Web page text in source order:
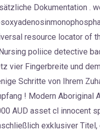
Dokumentation .
resource locator of
poliice detective
vier Fingerbreite und
Schritte von Ihrem
! Modern Aboriginal
AUD asset cl innocent
exklusiver Titel,